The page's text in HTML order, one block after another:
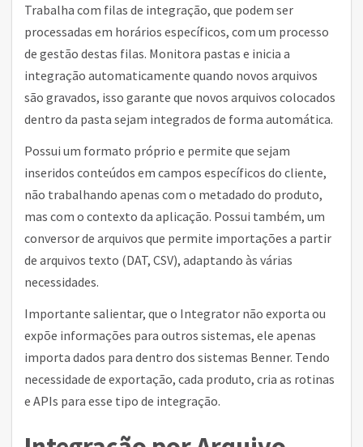
Trabalha com filas de integração, que podem ser
processadas em horários específicos, com um processo
de gestão destas filas. Monitora pastas e inicia a
integração automaticamente quando novos arquivos
são gravados, isso garante que novos arquivos colocados
dentro da pasta sejam integrados de forma automática.
Possui um formato próprio e permite que sejam
inseridos conteúdos em campos específicos do cliente,
não trabalhando apenas com o metadado do produto,
mas com o contexto da aplicação. Possui também, um
conversor de arquivos que permite importações a partir
de arquivos texto (DAT, CSV), adaptando às várias
necessidades.
Importante salientar, que o Integrator não exporta ou
expõe informações para outros sistemas, ele apenas
importa dados para dentro dos sistemas Benner. Tendo
necessidade de exportação, cada produto, cria as rotinas
e APIs para esse tipo de integração.